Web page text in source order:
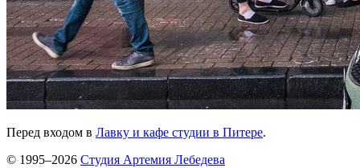
Перед входом в Лавку и кафе студии в Питере.
© 1995–2026 Студия Артемия Лебедева